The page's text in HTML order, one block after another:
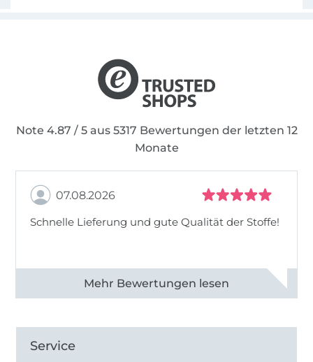
Note 4.87 / 5 aus 5317 Bewertungen der letzten 12
Monate
07.08.2026
Schnelle Lieferung und gute Qualität der Stoffe!
Alle 82990 Bewertungen ansehen
Service